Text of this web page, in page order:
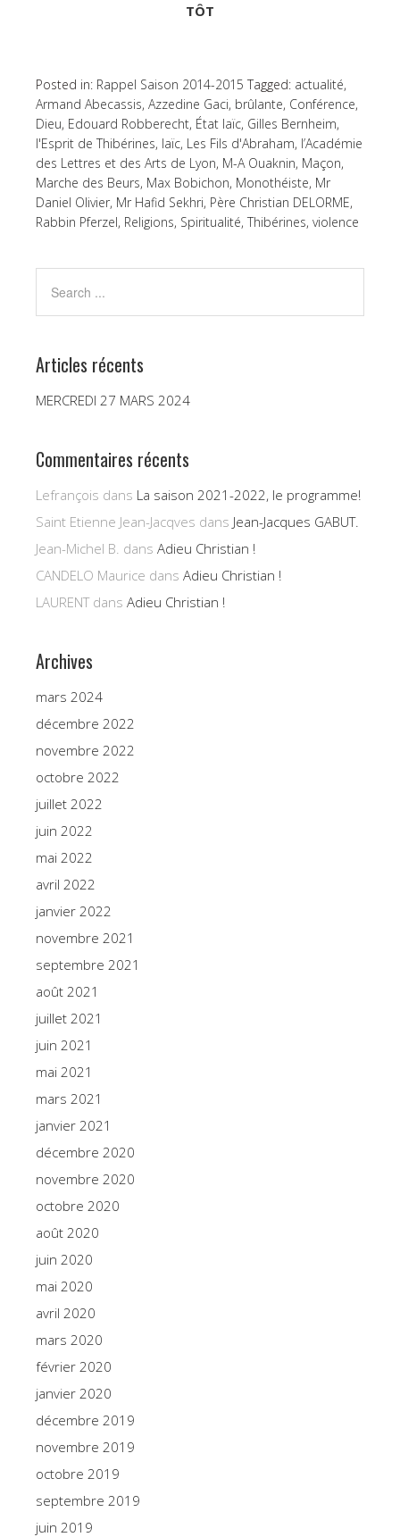
TÔT
Posted in: Rappel Saison 2014-2015 Tagged: actualité,
Armand Abecassis, Azzedine Gaci, brûlante, Conférence,
Dieu, Edouard Robberecht, État laïc, Gilles Bernheim,
l'Esprit de Thibérines, laïc, Les Fils d'Abraham, l’Académie
des Lettres et des Arts de Lyon, M-A Ouaknin, Maçon,
Marche des Beurs, Max Bobichon, Monothéiste, Mr
Daniel Olivier, Mr Hafid Sekhri, Père Christian DELORME,
Rabbin Pferzel, Religions, Spiritualité, Thibérines, violence
Articles récents
MERCREDI 27 MARS 2024
Commentaires récents
Lefrançois dans La saison 2021-2022, le programme!
Saint Etienne Jean-Jacqves dans Jean-Jacques GABUT.
Jean-Michel B. dans Adieu Christian !
CANDELO Maurice dans Adieu Christian !
LAURENTdans Adieu Christian !
Archives
mars 2024
décembre 2022
novembre 2022
octobre 2022
juillet 2022
juin 2022
mai 2022
avril 2022
janvier 2022
novembre 2021
septembre 2021
août 2021
juillet 2021
juin 2021
mai 2021
mars 2021
janvier 2021
décembre 2020
novembre 2020
octobre 2020
août 2020
juin 2020
mai 2020
avril 2020
mars 2020
février 2020
janvier 2020
décembre 2019
novembre 2019
octobre 2019
septembre 2019
juin 2019